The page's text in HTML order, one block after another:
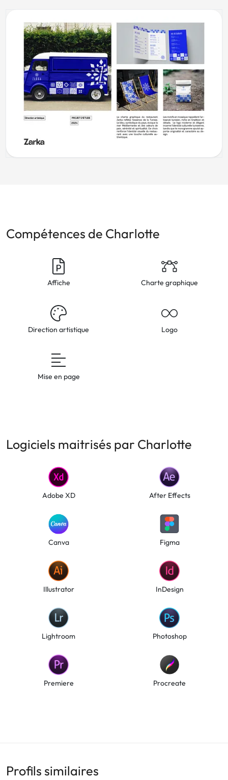
Compétences de Charlotte
Affiche Charte graphique
Direction artistique Logo
Mise en page
Logiciels maitrisés par Charlotte
Adobe XD After Effects
Canva Figma
Illustrator InDesign
Lightroom Photoshop
Premiere Procreate
Profils similaires